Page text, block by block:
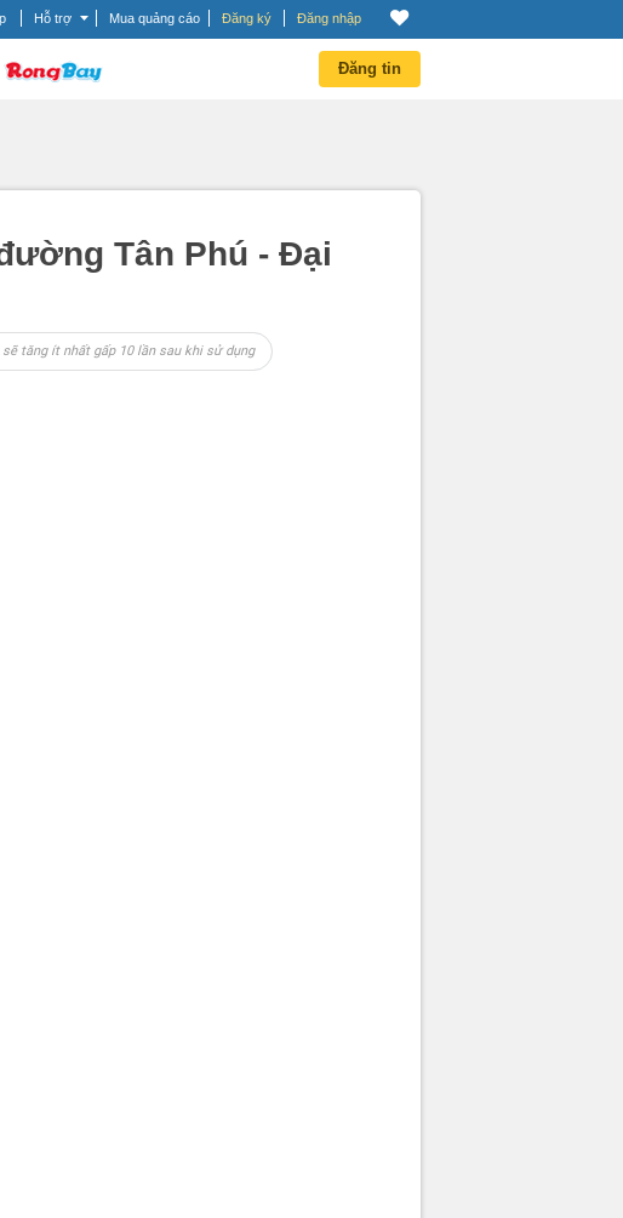
Hỗ trợ Mua quảng cáo Đăng ký Đăng nhập
Đăng tin
Tân Phú - Đại
tăng ít nhất gấp 10 lần sau khi sử dụng